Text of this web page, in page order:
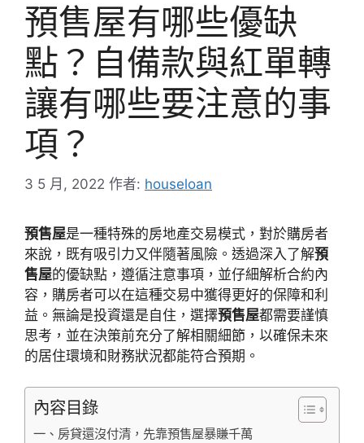
預售屋有哪些優缺
點？自備款與紅單轉
讓有哪些要注意的事
項？
3 5 月, 2022 作者: houseloan
預售屋是一種特殊的房地產交易模式，對於購房者
來說，既有吸引力又伴隨著風險。透過深入了解預
售屋的優缺點，遵循注意事項，並仔細解析合約內
容，購房者可以在這種交易中獲得更好的保障和利
益。無論是投資還是自住，選擇預售屋都需要謹慎
思考，並在決策前充分了解相關細節，以確保未來
的居住環境和財務狀況都能符合預期。
內容目錄
一、房貸還沒付清，先靠預售屋暴賺千萬